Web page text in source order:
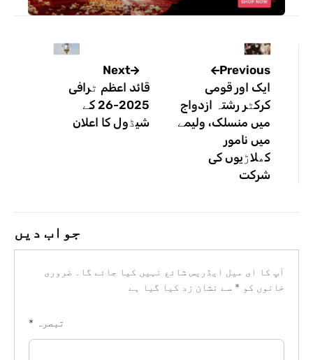
Previous
ایک اور قومی
کرکٹر رشتہ ازدواج
میں منسلک، ولیمے
میں نامور
کھلاڑیوں کی
شرکت
Next
قائد اعظم ٹرافی
2025-26 کے
شیڈول کا اعلان
جواب دیں
آپ کا ای میل ایڈریس شائع نہیں کیا جائے گا۔
ضروری
خانوں کو * سے نشان زد کیا گیا ہے
تبصرہ *